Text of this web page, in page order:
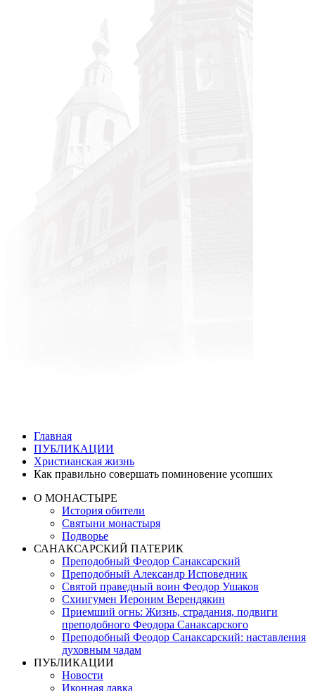
Главная
ПУБЛИКАЦИИ
Христианская жизнь
Как правильно совершать поминовение усопших
О МОНАСТЫРЕ
История обители
Святыни монастыря
Подворье
САНАКСАРСКИЙ ПАТЕРИК
Преподобный Феодор Санаксарский
Преподобный Александр Исповедник
Святой праведный воин Феодор Ушаков
Схиигумен Иероним Верендякин
Приемший огнь: Жизнь, страдания, подвиги
преподобного Феодора Санаксарского
Преподобный Феодор Санаксарский: наставления
духовным чадам
ПУБЛИКАЦИИ
Новости
Иконная лавка